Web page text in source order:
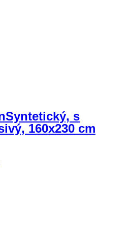
Syntetický, s
160x230 cm